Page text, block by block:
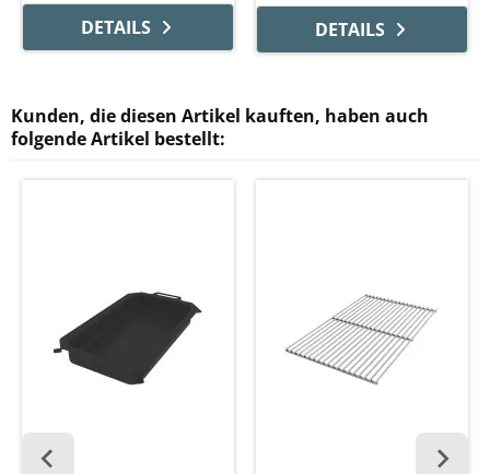
DETAILS DETAILS
Kunden, die diesen Artikel kauften, haben auch
folgende Artikel bestellt: